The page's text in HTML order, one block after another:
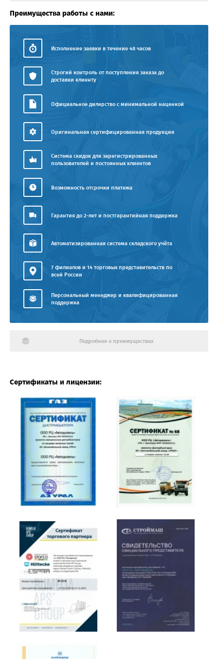
Преимущества работы с нами:
Исполнение заявки в течение 48 часов
Строгий контроль от поступления заказа до
доставки клиенту
Официальное дилерство с минимальной наценкой
Оригинальная сертифицированная продукция
Система скидок для зарегистрированных
пользователей и постоянных клиентов
Возможность отсрочки платежа
Гарантия до 2-лет и постгарантийная поддержка
Автоматизированная система складского учёта
7 филиалов и 14 торговых представительств по
всей России
Персональный менеджер и квалифицированная
поддержка
Подробнее о преимуществах
Сертификаты и лицензии: